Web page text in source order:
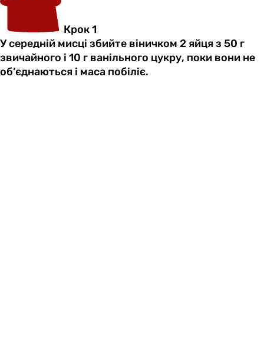
Крок 1
У середній мисці збийте віничком 2 яйця з 50 г
звичайного і 10 г ванільного цукру, поки вони не
об’єднаються і маса побіліє.